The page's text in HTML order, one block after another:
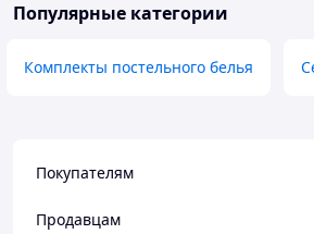
Популярные категории
Комплекты постельного белья
Покупателям
Продавцам